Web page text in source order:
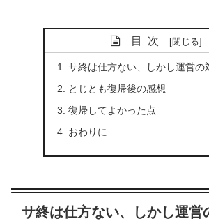
目次
サ終は仕方ない、しかし運営の
とじとも復帰後の感想
復帰してよかった点
おわりに
サ終は仕方ない、しかし運営